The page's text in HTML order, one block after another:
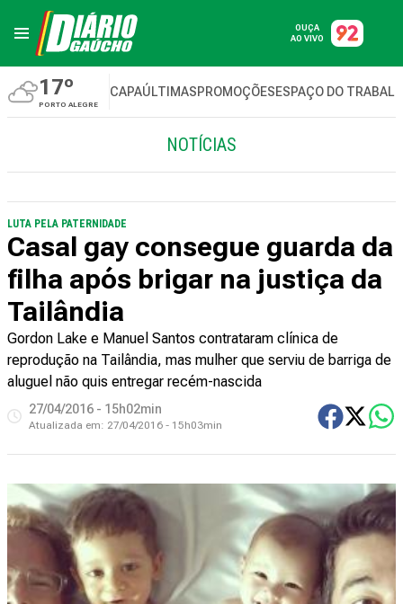
OUÇA
AO VIVO
17º
PORTO ALEGRE
CAPAÚLTIMASPROMOÇÕESESPAÇO DO
NOTÍCIAS
LUTA PELA PATERNIDADE
Casal gay consegue guarda da
filha após brigar na justiça da
Tailândia
Gordon Lake e Manuel Santos contrataram clínica de
reprodução na Tailândia, mas mulher que serviu de barriga de
aluguel não quis entregar recém-nascida
27/04/2016 - 15h02min
Atualizada em: 27/04/2016 - 15h03min